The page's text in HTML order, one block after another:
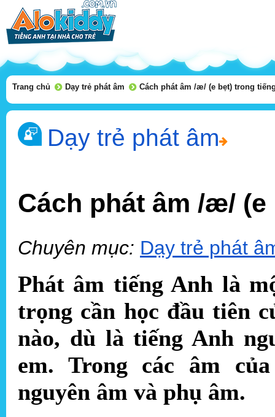
Trang chủ Dạy trẻ phát âm Cách phát âm /æ/ (e bẹt) trong
Dạy trẻ phát âm
Cách phát âm /æ/
Chuyên mục: Dạy trẻ phát
Phát âm tiếng Anh là
trọng cần học đầu tiên
nào, dù là tiếng Anh
em. Trong các âm
nguyên âm và phụ âm.